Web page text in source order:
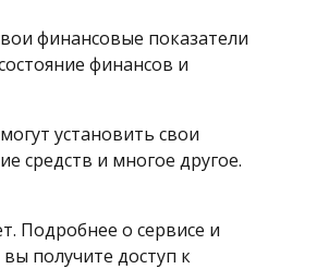
финансовые показатели
финансов и
установить свои
средств и многое другое.
Подробнее о сервисе и
получите доступ к